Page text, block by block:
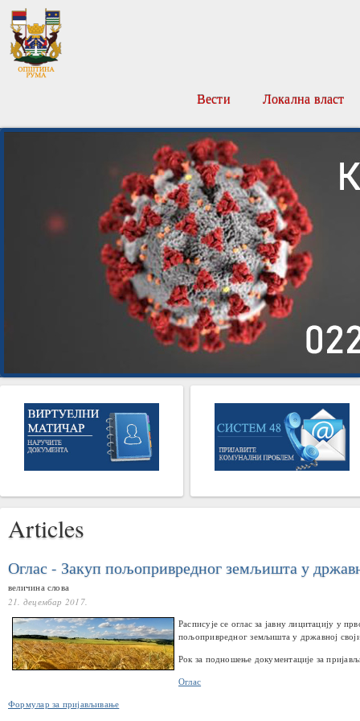
Вести Локална власт
Articles
Оглас - Закуп пољопривредног земљишта у
величина слова
21. децембар 2017.
Расписује се оглас за јавну лицитацију у
пољопривредног земљишта у државној
Рок за подношење документације за
Оглас
Формулар за пријављивање